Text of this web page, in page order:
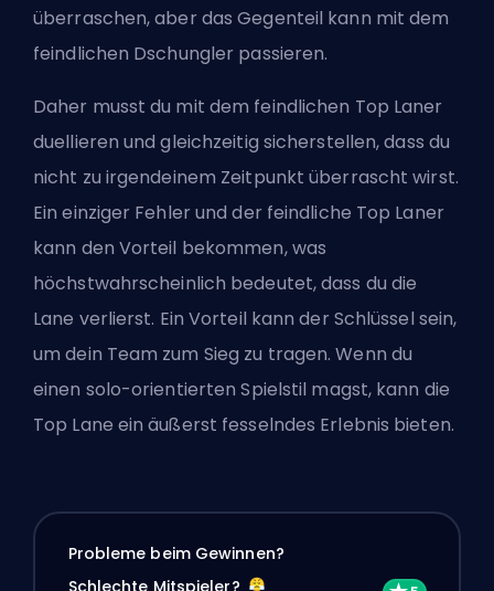
überraschen, aber das Gegenteil kann mit dem
feindlichen Dschungler passieren.
Daher musst du mit dem feindlichen Top Laner
duellieren und gleichzeitig sicherstellen, dass du
nicht zu irgendeinem Zeitpunkt überrascht wirst.
Ein einziger Fehler und der feindliche Top Laner
kann den Vorteil bekommen, was
höchstwahrscheinlich bedeutet, dass du die
Lane verlierst. Ein Vorteil kann der Schlüssel sein,
um dein Team zum Sieg zu tragen. Wenn du
einen solo-orientierten Spielstil magst, kann die
Top Lane ein äußerst fesselndes Erlebnis bieten.
Probleme beim Gewinnen?